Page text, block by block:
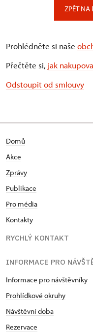
ZPĚT NA
Prohlédněte si naše
Přečtěte si, jak
Odstoupit od smlouvy
Domů
Akce
Zprávy
Publikace
Pro média
Kontakty
RYCHLÝ KONTAKT
INFORMACE PRO
Informace pro návštěvníky
Prohlídkové okruhy
Návštěvní doba
Rezervace